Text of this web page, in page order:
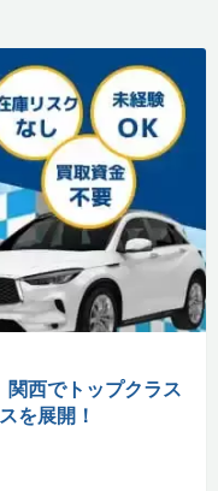
関西でトップクラス
を展開！